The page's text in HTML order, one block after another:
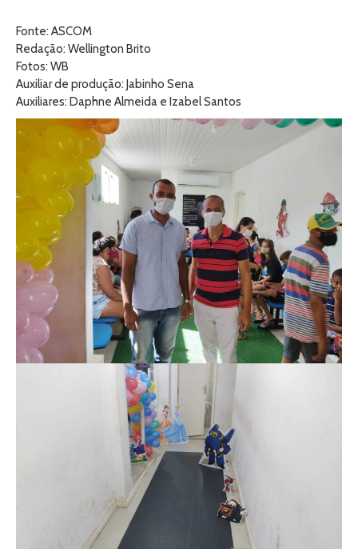
Fonte: ASCOM
Redação: Wellington Brito
Fotos: WB
Auxiliar de produção: Jabinho Sena
Auxiliares: Daphne Almeida e Izabel Santos